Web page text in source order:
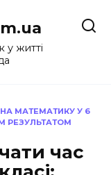
житті
МАТЕМАТИКУ У 6
РЕЗУЛЬТАТОМ
час